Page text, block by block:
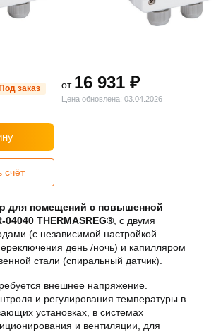
заказ от 16 931 ₽
Цена обновлена: 03.04.2026
счёт
для помещений с повышенной
04040 THERMASREG® , с двумя
(с независимой настройкой –
день /ночь) и капилляром
стали (спиральный датчик).
внешнее напряжение.
и регулирования температуры в
установках, в системах
и вентиляции, для